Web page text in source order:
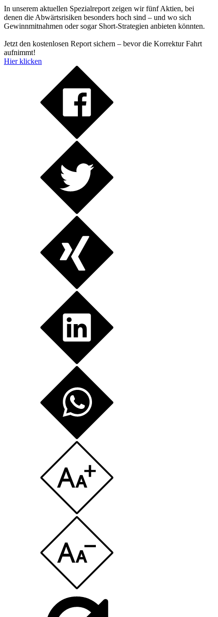
In unserem aktuellen Spezialreport zeigen wir fünf Aktien, bei
denen die Abwärtsrisiken besonders hoch sind – und wo sich
Gewinnmitnahmen oder sogar Short-Strategien anbieten könnten.
Jetzt den kostenlosen Report sichern – bevor die Korrektur Fahrt
aufnimmt!
Hier klicken